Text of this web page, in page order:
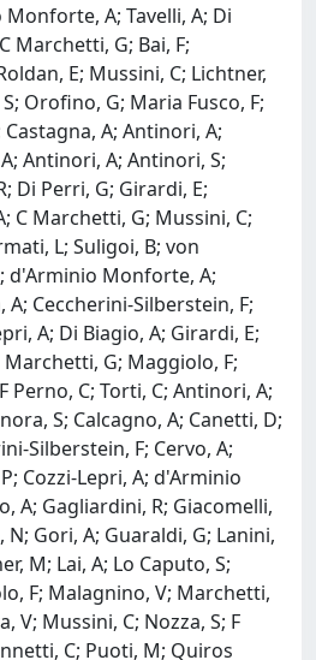
A; Tavelli, A; Di
Marchetti, G; Bai, F;
E; Mussini, C; Lichtner,
Orofino, G; Maria Fusco, F;
Castagna, A; Antinori, A;
Antinori, A; Antinori, S;
Di Perri, G; Girardi, E;
C Marchetti, G; Mussini, C;
L; Suligoi, B; von
d'Arminio Monforte, A;
Ceccherini-Silberstein, F;
A; Di Biagio, A; Girardi, E;
Marchetti, G; Maggiolo, F;
Perno, C; Torti, C; Antinori, A;
S; Calcagno, A; Canetti, D;
Silberstein, F; Cervo, A;
Cozzi-Lepri, A; d'Arminio
A; Gagliardini, R; Giacomelli,
Gori, A; Guaraldi, G; Lanini,
M; Lai, A; Lo Caputo, S;
F; Malagnino, V; Marchetti,
V; Mussini, C; Nozza, S; F
C; Puoti, M; Quiros